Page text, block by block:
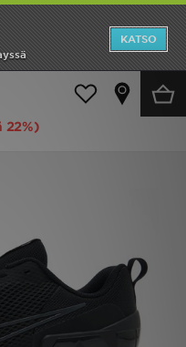
KATSO
Tennarit
22%)